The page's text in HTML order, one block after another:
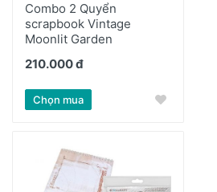
Combo 2 Quyển
scrapbook Vintage
Moonlit Garden
210.000 đ
Chọn mua